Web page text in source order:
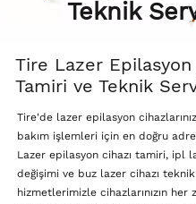
Teknik
Tire Lazer Epilasyon
Tamiri ve Teknik
Tire'de lazer epilasyon
bakım işlemleri için en doğru
Lazer epilasyon cihazı tamiri, ipl
değişimi ve buz lazer cihazı
hizmetlerimizle cihazlarınızın her